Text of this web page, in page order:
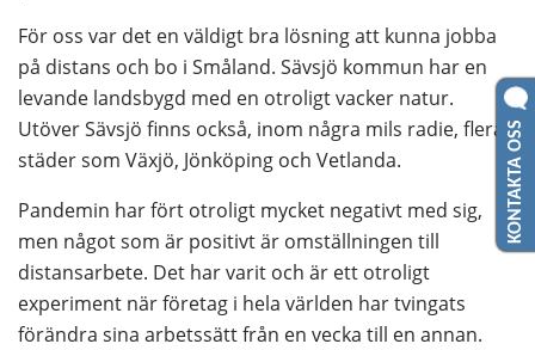
För oss var det en väldigt bra lösning att kunna jobba
på distans och bo i Småland. Sävsjö kommun har en
levande landsbygd med en otroligt vacker natur.
Utöver Sävsjö finns också, inom några mils radie, flera
städer som Växjö, Jönköping och Vetlanda.
Pandemin har fört otroligt mycket negativt med sig,
men något som är positivt är omställningen till
distansarbete. Det har varit och är ett otroligt
experiment när företag i hela världen har tvingats
förändra sina arbetssätt från en vecka till en annan.
KONTAKTA OSS